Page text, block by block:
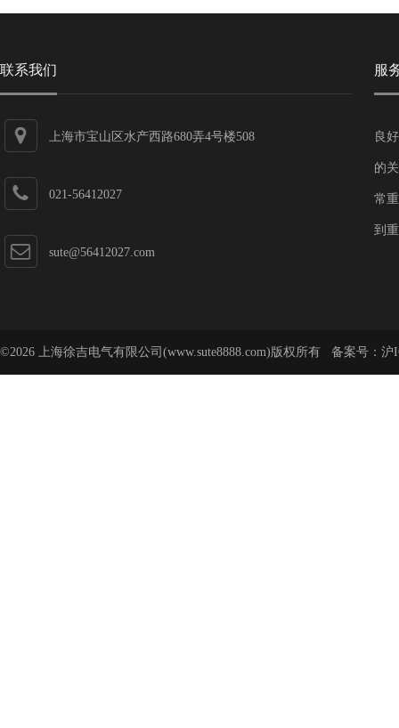
联系我们
上海市宝山区水产西路680弄4号楼508
021-56412027
sute@56412027.com
服
良
的
常
到
©2026 上海徐吉电气有限公司(www.sute8888.com)版权所有 备案号： 沪